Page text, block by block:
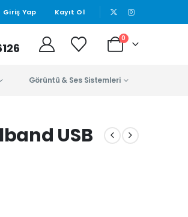
Giriş Yap Kayıt Ol |
0
Görüntü & Ses Sistemleri
USB